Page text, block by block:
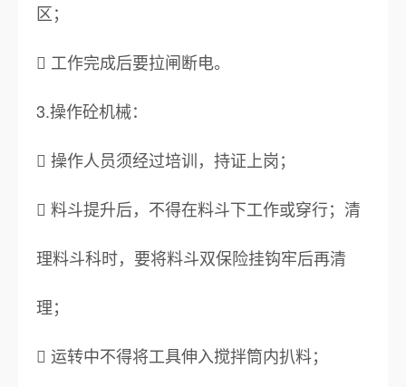
区；
 工作完成后要拉闸断电。
3.操作砼机械：
 操作人员须经过培训，持证上岗；
 料斗提升后，不得在料斗下工作或穿行；清
理料斗科时，要将料斗双保险挂钩牢后再清
理；
 运转中不得将工具伸入搅拌筒内扒料；